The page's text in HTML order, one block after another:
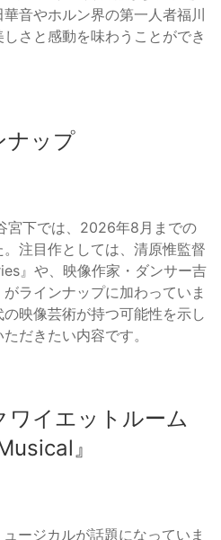
音やホルン界の第一人者福川
さと感動を味わうことができ
ナップ
宮下では、2026年8月までの
。注目作としては、清原惟監督
』や、映像作家・ダンサー吉
ラインナップに加わっていま
映像芸術が持つ可能性を示し
だきたい内容です。
ワイエットルーム
』
ージカルが話題になっていま